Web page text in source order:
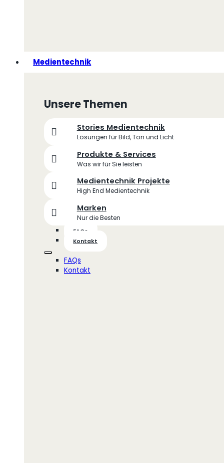
Medientechnik
Unsere Themen
Stories Medientechnik
Lösungen für Bild, Ton und Licht
Produkte & Services
Was wir für Sie leisten
Medientechnik Projekte
High End Medientechnik
Marken
Nur die Besten
FAQs
Kontakt
FAQs
Kontakt